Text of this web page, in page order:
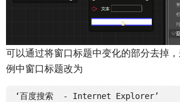
可以通过将窗口标题中变化的部分去掉
例中窗口标题改为